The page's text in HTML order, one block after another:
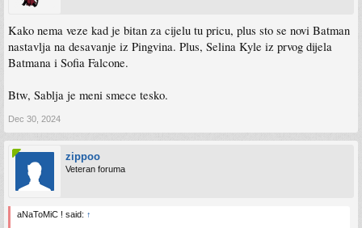
Kako nema veze kad je bitan za cijelu tu pricu, plus sto se novi Batman
nastavlja na desavanje iz Pingvina. Plus, Selina Kyle iz prvog dijela
Batmana i Sofia Falcone.
Btw, Sablja je meni smece tesko.
Dec 30, 2024
zippoo
Veteran foruma
aNaToMiC ! said: ↑